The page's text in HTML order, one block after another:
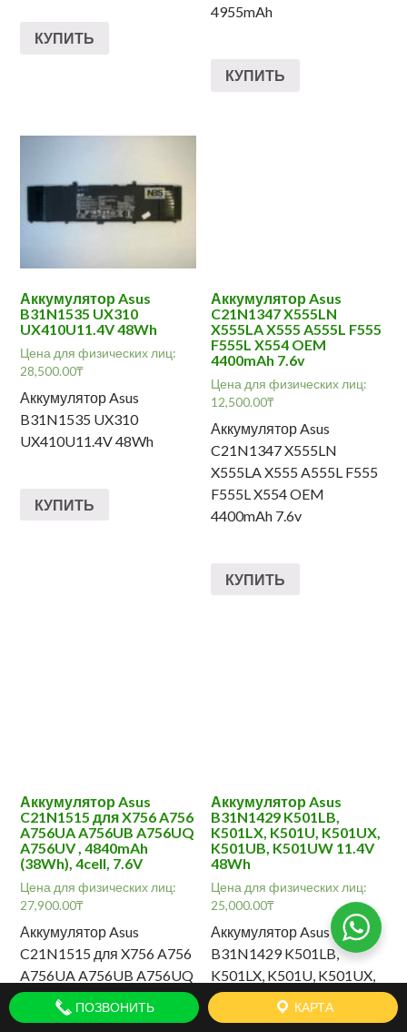
КУПИТЬ
4955mAh
КУПИТЬ
Аккумулятор Asus
B31N1535 UX310
UX410U11.4V 48Wh
Цена для физических лиц:
28,500.00₸
Аккумулятор Asus
B31N1535 UX310
UX410U11.4V 48Wh
КУПИТЬ
Аккумулятор Asus
C21N1347 X555LN
X555LA X555 A555L F555
F555L X554 OEM
4400mAh 7.6v
Цена для физических лиц:
12,500.00₸
Аккумулятор Asus
C21N1347 X555LN
X555LA X555 A555L F555
F555L X554 OEM
4400mAh 7.6v
КУПИТЬ
Аккумулятор Asus
C21N1515 для X756 A756
A756UA A756UB A756UQ
A756UV , 4840mAh
(38Wh), 4cell, 7.6V
Цена для физических лиц:
27,900.00₸
Аккумулятор Asus
C21N1515 для X756 A756
A756UA A756UB A756UQ
A756UV , 4840mAh
(38Wh), 4cell, 7.6V
Аккумулятор Asus
B31N1429 K501LB,
K501LX, K501U, K501UX,
K501UB, K501UW 11.4V
48Wh
Цена для физических лиц:
25,000.00₸
Аккумулятор Asus
B31N1429 K501LB,
K501LX, K501U, K501UX,
K501UB, K501UW 11.4V
48Wh
ПОЗВОНИТЬ КАРТА